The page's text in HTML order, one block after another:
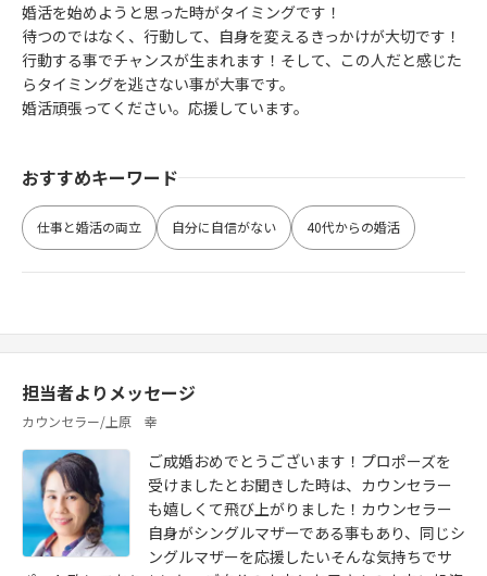
婚活を始めようと思った時がタイミングです！
待つのではなく、行動して、自身を変えるきっかけが大切です！
行動する事でチャンスが生まれます！そして、この人だと感じた
らタイミングを逃さない事が大事です。
婚活頑張ってください。応援しています。
おすすめキーワード
仕事と婚活の両立 自分に自信がない 40代からの婚活
担当者よりメッセージ
カウンセラー/上原 幸
ご成婚おめでとうございます！プロポーズを
受けましたとお聞きした時は、カウンセラー
も嬉しくて飛び上がりました！カウンセラー
自身がシングルマザーである事もあり、同じシ
ングルマザーを応援したいそんな気持ちでサ